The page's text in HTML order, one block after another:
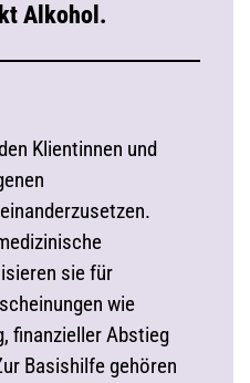
Alkohol.
Klientinnen und
sie für
wie
finanzieller Abstieg
Basishilfe gehören